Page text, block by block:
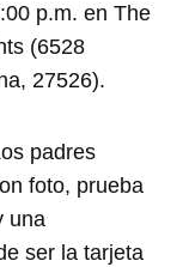
p.m. enThe
(6528
27526).
padres
foto, prueba
una
ser la tarjeta